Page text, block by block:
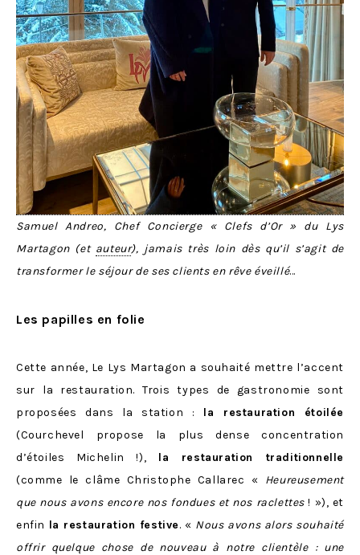
Samuel Andreo, Chef Concierge « Clefs d’Or » du Lys
Martagon (et auteur), jamais très loin dès qu’il s’agit de
transformer le séjour de ses clients en rêve éveillé…
Les papilles en folie
Cette année, Le Lys Martagon a souhaité mettre l’accent
sur la restauration. Trois types de gastronomie sont
proposées dans la station : la restauration étoilée
(Courchevel propose la plus dense concentration
d’étoiles Michelin !), la restauration traditionnelle
(comme le clâme Christophe Callarec « Heureusement
que nous avons encore nos fondues et nos raclettes! »), et
enfin la restauration festive. « Nous avons alors souhaité
offrir quelque chose de nouveau à notre clientèle : une